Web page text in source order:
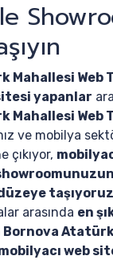
Mahallesi Web
yapanlar
Mahallesi Web
ve mobilya
çıkıyor,
taşıyoruz
arasında en
Atatürk
web